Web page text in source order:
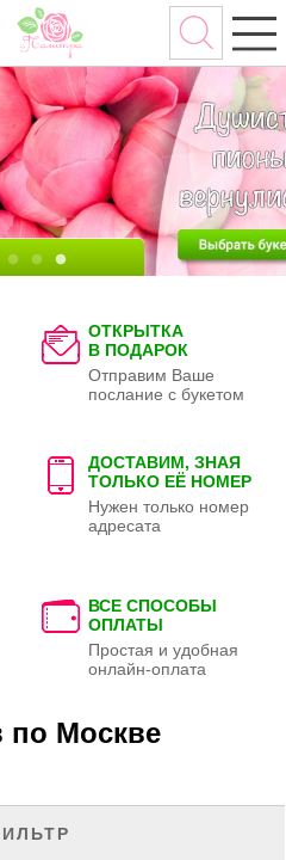
ОТКРЫТКА
В ПОДАРОК
Отправим Ваше
послание с букетом
ДОСТАВИМ, ЗНАЯ
ТОЛЬКО ЕЁ НОМЕР
Нужен только номер
адресата
ВСЕ СПОСОБЫ
ОПЛАТЫ
Простая и удобная
онлайн-оплата
по Москве